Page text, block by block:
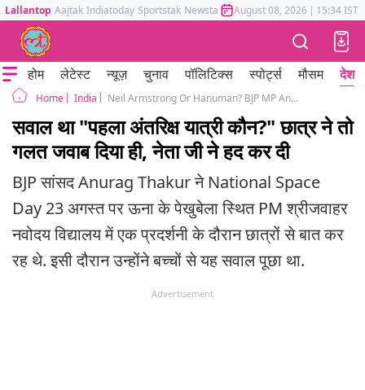
Lallantop Aajtak Indiatoday Sportstak Newstak Mumbai Tak Astrotak
August 08, 2026 | 15:34 IST
होम लेटेस्ट न्यूज़ चुनाव पॉलिटिक्स स्पोर्ट्स मौसम देश
Home India Neil Armstrong Or Hanuman? BJP MP Anurag Thakur on Who Was First Space Traveler
सवाल था "पहला अंतरिक्ष यात्री कौन?" छात्र ने तो
गलत जवाब दिया ही, नेता जी ने हद कर दी
BJP सांसद Anurag Thakur ने National Space
Day 23 अगस्त पर ऊना के पेखुबेला स्थित PM श्रीजवाहर
नवोदय विद्यालय में एक प्रदर्शनी के दौरान छात्रों से बात कर
रह थे. इसी दौरान उन्होंने बच्चों से यह सवाल पूछा था.
Advertisement